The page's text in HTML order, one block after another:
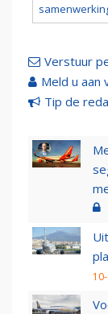
Verstuur
Meld u aan
Tip de